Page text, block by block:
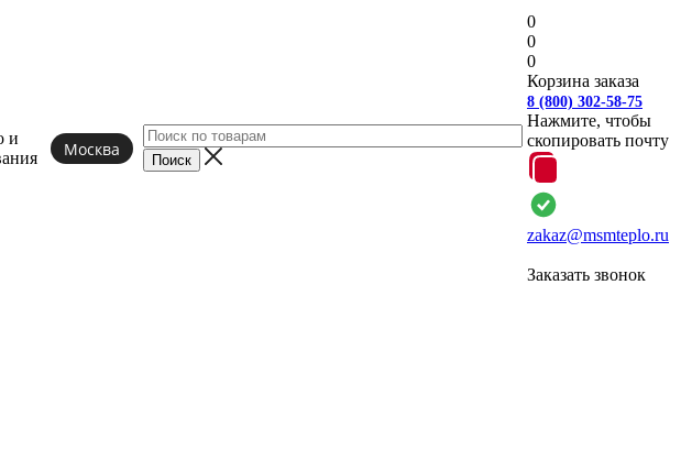
и
Москва
0
0
0
Корзина заказа
8 (800) 302-58-75
Нажмите, чтобы
скопировать почту
zakaz@msmteplo.ru
Заказать звонок